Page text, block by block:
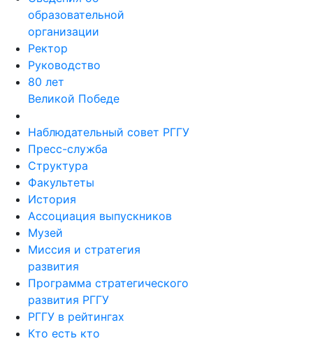
организации
Ректор
Руководство
80 лет
Великой Победе
Пресс-служба
Структура
Факультеты
История
Ассоциация выпускников
Музей
Миссия и стратегия
развития
Программа стратегического
развития РГГУ
РГГУ в рейтингах
Кто есть кто
Ученый совет